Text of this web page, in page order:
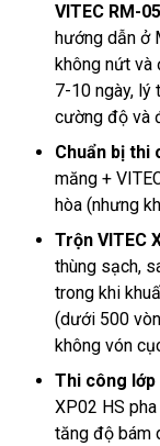
VITEC RM-
hướng dẫn ở
không nứt
7-10 ngày,
cường độ và
Chuẩn bị thi
măng +
hòa (nhưng
Trộn VITEC
thùng sạch,
trong khi
(dưới 500
không vón
Thi công
XP02 HS
tăng độ bám